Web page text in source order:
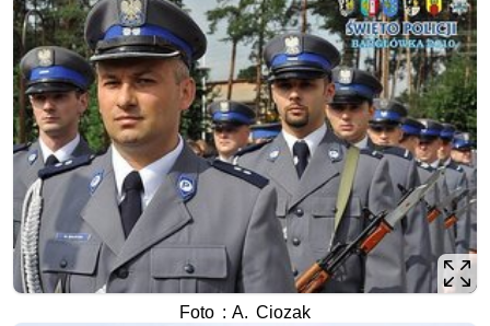
Foto : A. Ciozak